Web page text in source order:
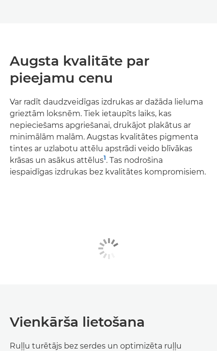
Augsta kvalitāte par
pieejamu cenu
Var radīt daudzveidīgas izdrukas ar dažāda lieluma
grieztām loksnēm. Tiek ietaupīts laiks, kas
nepieciešams apgriešanai, drukājot plakātus ar
minimālām malām. Augstas kvalitātes pigmenta
tintes ar uzlabotu attēlu apstrādi veido blīvākas
krāsas un asākus attēlus1. Tas nodrošina
iespaidīgas izdrukas bez kvalitātes kompromisiem.
Vienkārša lietošana
Ruļļu turētājs bez serdes un optimizēta ruļļu